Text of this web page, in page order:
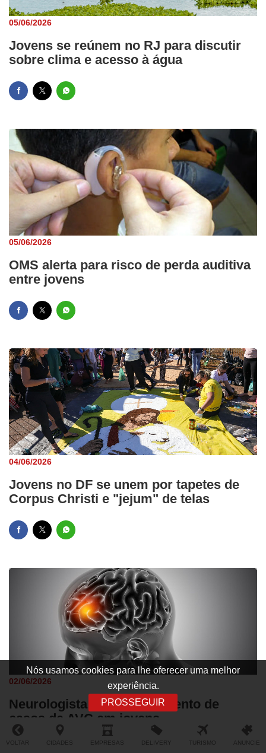
Nós usamos cookies para lhe oferecer uma melhor
experiência.
PROSSEGUIR
05/06/2026
Jovens se reúnem no RJ para discutir
sobre clima e acesso à água
05/06/2026
OMS alerta para risco de perda auditiva
entre jovens
04/06/2026
Jovens no DF se unem por tapetes de
Corpus Christi e "jejum" de telas
02/06/2026
Neurologista comenta aumento de
casos de AVC em jovens
VOLTAR CIDADES EMPRESAS DELIVERY TURISMO ANUNCIE